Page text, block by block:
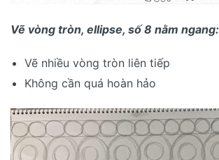
Vẽ vòng tròn, ellipse, số 8 nằm ngang:
Vẽ nhiều vòng tròn liên tiếp
Không cần quá hoàn hảo